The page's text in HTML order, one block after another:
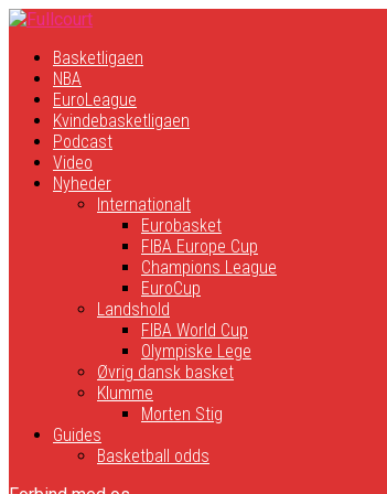
Basketligaen
NBA
EuroLeague
Kvindebasketligaen
Podcast
Video
Nyheder
Internationalt
Eurobasket
FIBA Europe Cup
Champions League
EuroCup
Landshold
FIBA World Cup
Olympiske Lege
Øvrig dansk basket
Klumme
Morten Stig
Guides
Basketball odds